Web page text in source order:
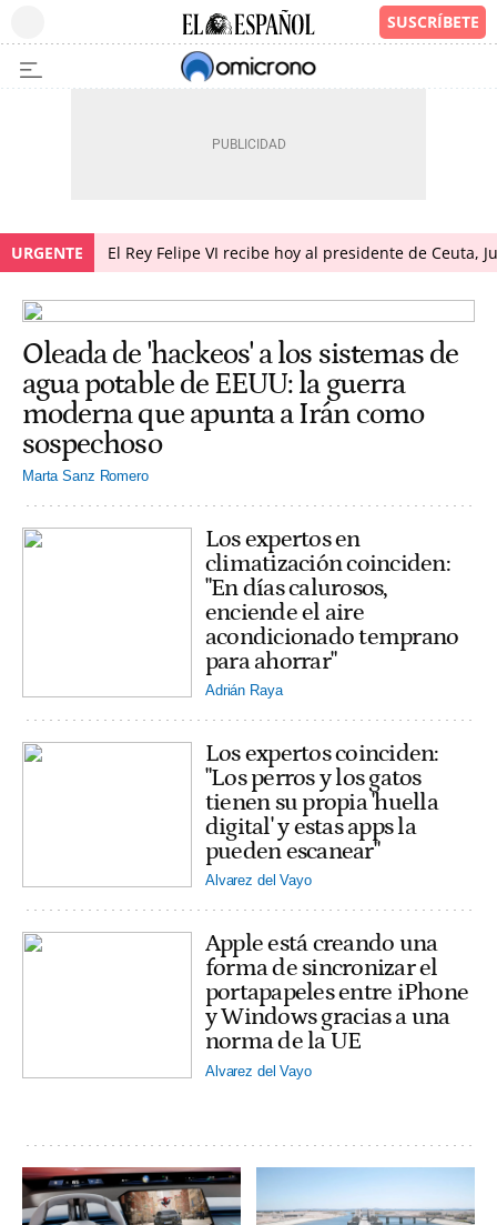
URGENTE El Rey Felipe VI recibe hoy al presidente de Ceuta,
Oleada de 'hackeos' a los sistemas de
agua potable de EEUU: la guerra
moderna que apunta a Irán como
sospechoso
Marta Sanz Romero
Los expertos en
climatización coinciden:
"En días calurosos,
enciende el aire
acondicionado temprano
para ahorrar"
Adrián Raya
Los expertos coinciden:
"Los perros y los gatos
tienen su propia 'huella
digital' y estas apps la
pueden escanear"
Alvarez del Vayo
Apple está creando una
forma de sincronizar el
portapapeles entre iPhone
y Windows gracias a una
norma de la UE
Alvarez del Vayo